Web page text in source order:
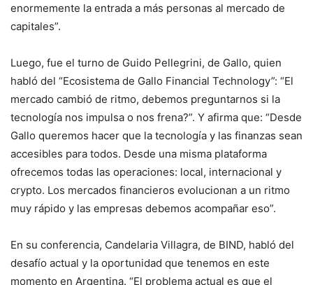
enormemente la entrada a más personas al mercado de
capitales”.
Luego, fue el turno de Guido Pellegrini, de Gallo, quien
habló del “Ecosistema de Gallo Financial Technology”: “El
mercado cambió de ritmo, debemos preguntarnos si la
tecnología nos impulsa o nos frena?”. Y afirma que: “Desde
Gallo queremos hacer que la tecnología y las finanzas sean
accesibles para todos. Desde una misma plataforma
ofrecemos todas las operaciones: local, internacional y
crypto. Los mercados financieros evolucionan a un ritmo
muy rápido y las empresas debemos acompañar eso”.
En su conferencia, Candelaria Villagra, de BIND, habló del
desafío actual y la oportunidad que tenemos en este
momento en Argentina. “El problema actual es que el